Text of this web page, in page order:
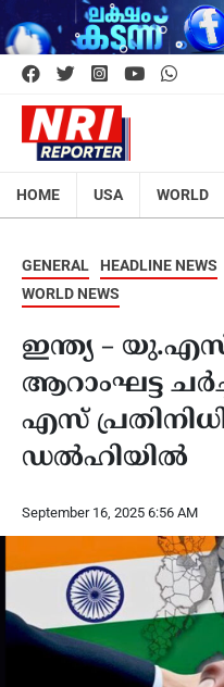
HOME USA WORLD
GENERAL HEADLINE NEWS
WORLD NEWS
ഇന്ത്യ – യു.എസ്
ആറാംഘട്ട
എസ്
ഡൽഹിയിൽ
September 16, 2025 6:56 AM